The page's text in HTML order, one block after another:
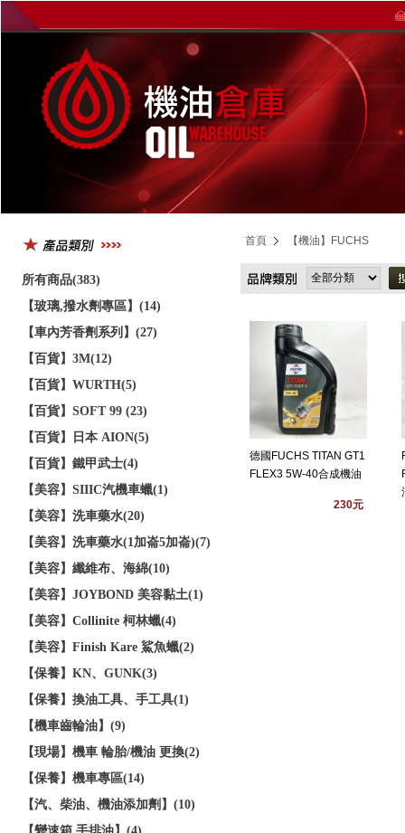
所有商品(383)
【玻璃,撥水劑專區】(14)
【車內芳香劑系列】(27)
【百貨】3M(12)
【百貨】WURTH(5)
【百貨】SOFT 99 (23)
【百貨】日本 AION(5)
【百貨】鐵甲武士(4)
【美容】SIIIC汽機車蠟(1)
【美容】洗車藥水(20)
【美容】洗車藥水(1加崙5加崙)(7)
【美容】纖維布、海綿(10)
【美容】JOYBOND 美容黏土(1)
【美容】Collinite 柯林蠟(4)
【美容】Finish Kare 鯊魚蠟(2)
【保養】KN、GUNK(3)
【保養】換油工具、手工具(1)
【機車齒輪油】(9)
【現場】機車 輪胎/機油 更換(2)
【保養】機車專區(14)
【汽、柴油、機油添加劑】(10)
首頁 【機油】FUCHS
德國FUCHS TITAN GT1
FLEX3 5W-40合成機油
230元